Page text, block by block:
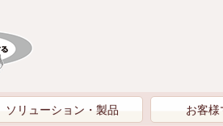
ソリューション・製品 お客様